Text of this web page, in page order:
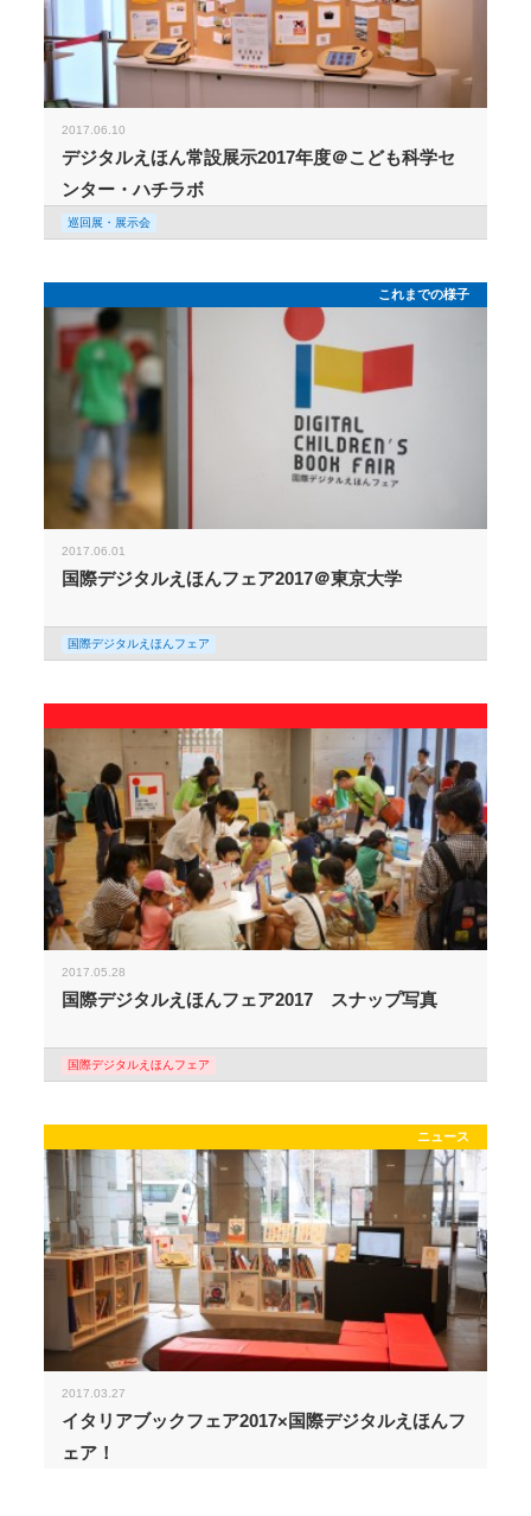
2017.06.10
デジタルえほん常設展示2017年度＠こども科学セ
ンター・ハチラボ
巡回展・展示会
これまでの様子
2017.06.01
国際デジタルえほんフェア2017＠東京大学
国際デジタルえほんフェア
2017.05.28
国際デジタルえほんフェア2017 スナップ写真
国際デジタルえほんフェア
ニュース
2017.03.27
イタリアブックフェア2017×国際デジタルえほんフ
ェア！